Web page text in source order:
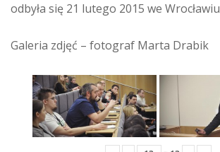
odbyła się 21 lutego 2015 we Wrocławiu
Galeria zdjęć – fotograf Marta Drabik